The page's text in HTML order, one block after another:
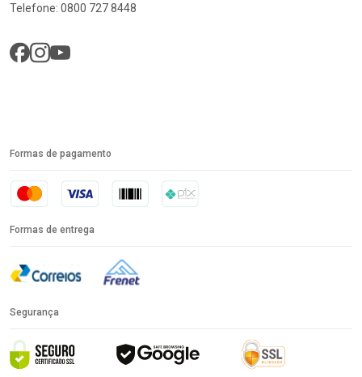
Telefone: 0800 727 8448
Formas de pagamento
Formas de entrega
Segurança